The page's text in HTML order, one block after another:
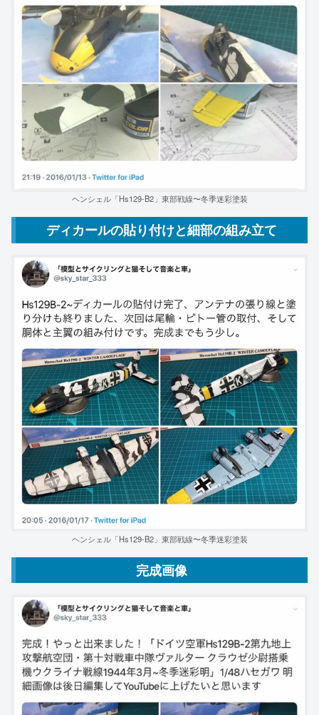
ヘンシェル「Hs129-B2」東部戦線〜冬季迷彩塗装
ディカールの貼り付けと細部の組み立て
ヘンシェル「Hs129-B2」東部戦線〜冬季迷彩塗装
完成画像